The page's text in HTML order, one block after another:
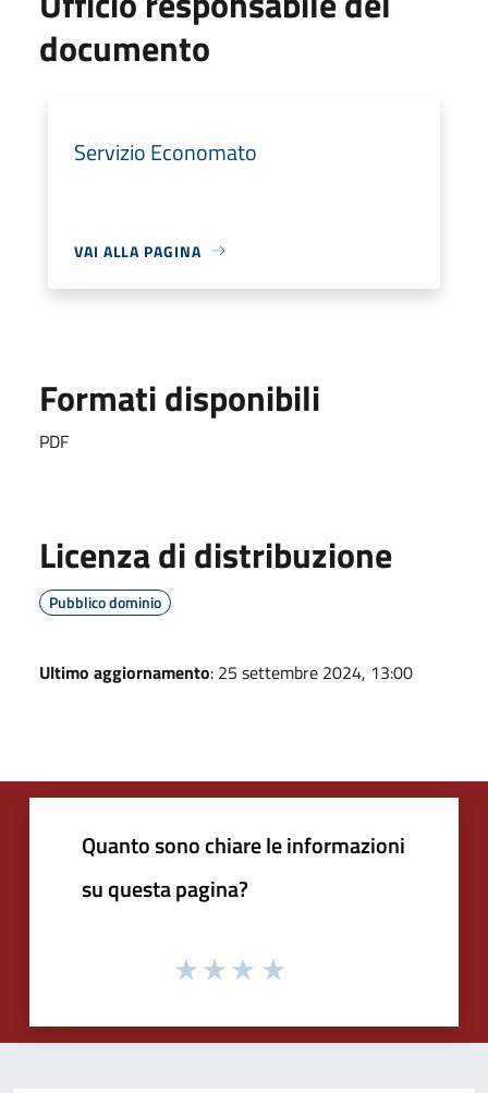
documento
Servizio Economato
VAI ALLA PAGINA
Formati disponibili
PDF
Licenza di distribuzione
Pubblico dominio
Ultimo aggiornamento: 25 settembre 2024, 13:00
Quanto sono chiare le informazioni
su questa pagina?